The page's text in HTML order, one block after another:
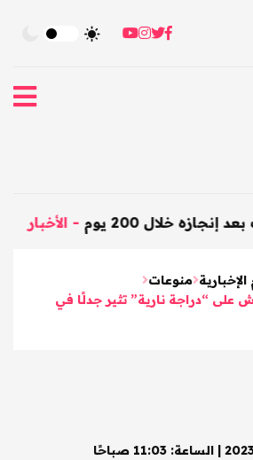
- 200 يوم - الأخبار
منوعات
على “دراجة نارية” تثير جدلًا في